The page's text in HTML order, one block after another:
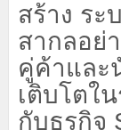
สร้าง ร
สากลอย่
คู่ค้าและ
เติบโตใ
กับธุรกิจ